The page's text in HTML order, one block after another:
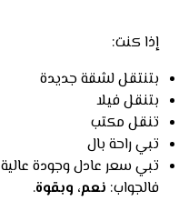
إذا كنت:
بتنتقل لشقة جديدة
بتنقل فيلا
تنقل مكتب
تبي راحة بال
تبي سعر عادل وجودة عالية
فالجواب: نعم، وبقوة.